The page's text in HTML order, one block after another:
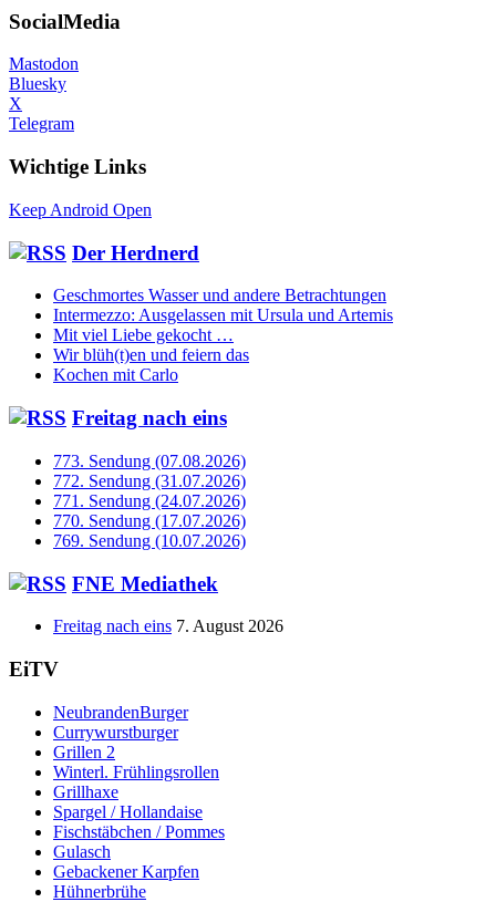
SocialMedia
Mastodon
Bluesky
X
Telegram
Wichtige Links
Keep Android Open
Der Herdnerd
Geschmortes Wasser und andere Betrachtungen
Intermezzo: Ausgelassen mit Ursula und Artemis
Mit viel Liebe gekocht …
Wir blüh(t)en und feiern das
Kochen mit Carlo
Freitag nach eins
773. Sendung (07.08.2026)
772. Sendung (31.07.2026)
771. Sendung (24.07.2026)
770. Sendung (17.07.2026)
769. Sendung (10.07.2026)
FNE Mediathek
Freitag nach eins 7. August 2026
EiTV
NeubrandenBurger
Currywurstburger
Grillen 2
Winterl. Frühlingsrollen
Grillhaxe
Spargel / Hollandaise
Fischstäbchen / Pommes
Gulasch
Gebackener Karpfen
Hühnerbrühe